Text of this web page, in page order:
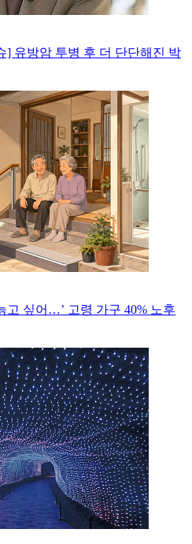
] 유방암 투병 후 더 단단해진 박
고 싶어…’ 고령 가구 40% 노후